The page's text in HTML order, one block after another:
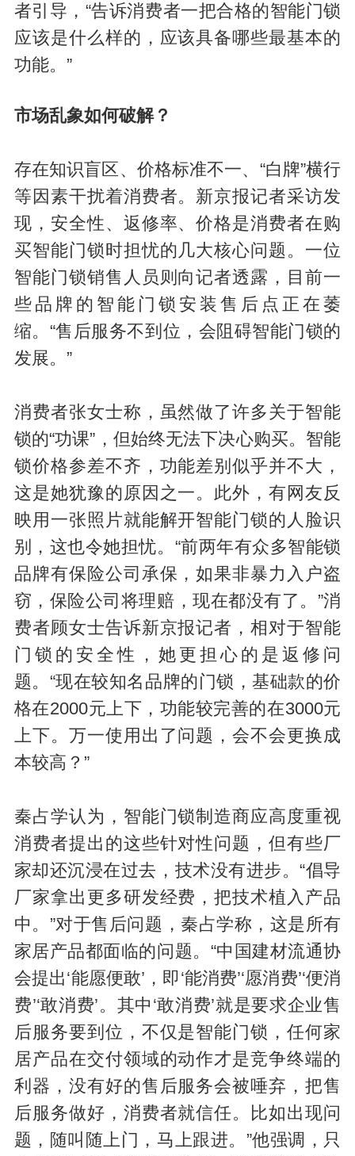
者引导，“告诉消费者一把合格的智能门锁
应该是什么样的，应该具备哪些最基本的
功能。”
市场乱象如何破解？
存在知识盲区、价格标准不一、“白牌”横行
等因素干扰着消费者。新京报记者采访发
现，安全性、返修率、价格是消费者在购
买智能门锁时担忧的几大核心问题。一位
智能门锁销售人员则向记者透露，目前一
些品牌的智能门锁安装售后点正在萎
缩。“售后服务不到位，会阻碍智能门锁的
发展。”
消费者张女士称，虽然做了许多关于智能
锁的“功课”，但始终无法下决心购买。智能
锁价格参差不齐，功能差别似乎并不大，
这是她犹豫的原因之一。此外，有网友反
映用一张照片就能解开智能门锁的人脸识
别，这也令她担忧。“前两年有众多智能锁
品牌有保险公司承保，如果非暴力入户盗
窃，保险公司将理赔，现在都没有了。”消
费者顾女士告诉新京报记者，相对于智能
门锁的安全性，她更担心的是返修问
题。“现在较知名品牌的门锁，基础款的价
格在2000元上下，功能较完善的在3000元
上下。万一使用出了问题，会不会更换成
本较高？”
秦占学认为，智能门锁制造商应高度重视
消费者提出的这些针对性问题，但有些厂
家却还沉浸在过去，技术没有进步。“倡导
厂家拿出更多研发经费，把技术植入产品
中。”对于售后问题，秦占学称，这是所有
家居产品都面临的问题。“中国建材流通协
会提出‘能愿便敢’，即‘能消费’‘愿消费’‘便消
费’‘敢消费’。其中‘敢消费’就是要求企业售
后服务要到位，不仅是智能门锁，任何家
居产品在交付领域的动作才是竞争终端的
利器，没有好的售后服务会被唾弃，把售
后服务做好，消费者就信任。比如出现问
题，随叫随上门，马上跟进。”他强调，只